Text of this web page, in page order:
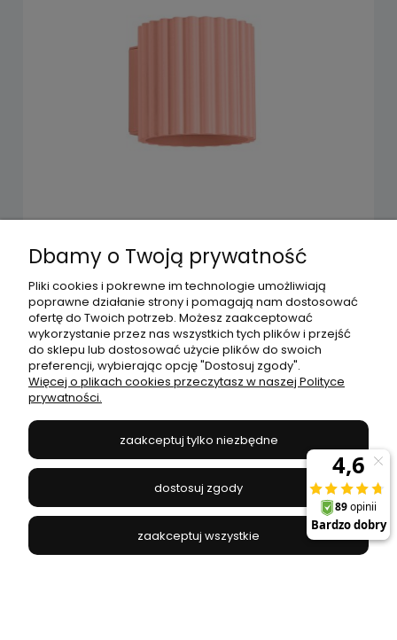
Lighting
SOLLUX LIGHTING - SL.1826
143,04 zł 149,00 zł
Najniższa cena:143,04 zł
do koszyka
Dbamy o Twoją prywatność
Pliki cookies i pokrewne im technologie umożliwiają
poprawne działanie strony i pomagają nam dostosować
ofertę do Twoich potrzeb. Możesz zaakceptować
wykorzystanie przez nas wszystkich tych plików i przejść
do sklepu lub dostosować użycie plików do swoich
preferencji, wybierając opcję "Dostosuj zgody".
Więcej o plikach cookies przeczytasz w naszej Polityce
prywatności.
zaakceptuj tylko niezbędne
dostosuj zgody
zaakceptuj wszystkie